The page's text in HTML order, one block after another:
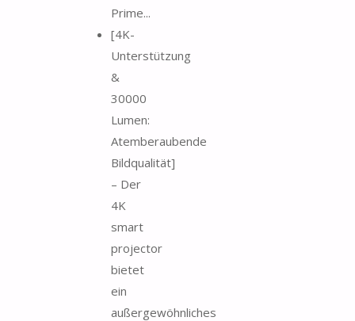
Prime...
[4K-
Unterstützung
&
30000
Lumen:
Atemberaubende
Bildqualität]
– Der
4K
smart
projector
bietet
ein
außergewöhnliches